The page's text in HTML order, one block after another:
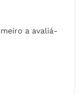
a avaliá-